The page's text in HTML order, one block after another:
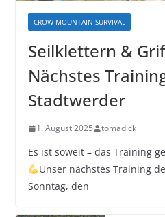
CROW MOUNTAIN SURVIVAL
Seilklettern &
Nächstes
Stadtwerder
1. August 2025 tomadick
Es ist soweit – das Training
Unser nächstes Training
Sonntag, den